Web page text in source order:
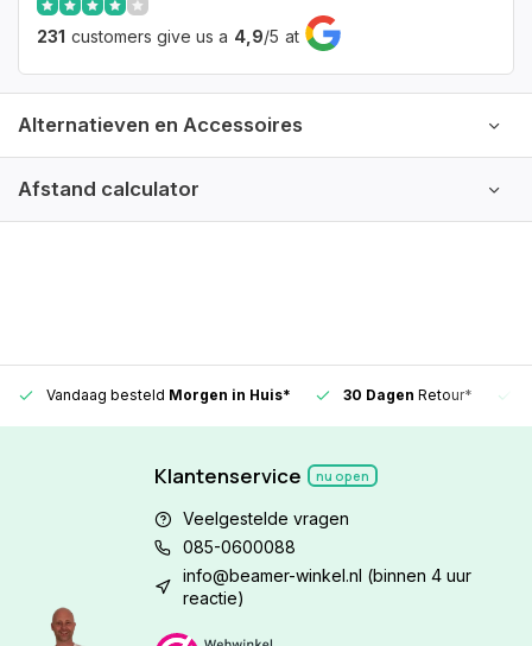
231 customers give us a 4,9/5 at
Alternatieven en Accessoires
Afstand calculator
Vandaag besteld Morgen in Huis* 30 Dagen Retour*
Klantenservice nu open
Veelgestelde vragen
085-0600088
info@beamer-winkel.nl (binnen 4 uur
reactie)